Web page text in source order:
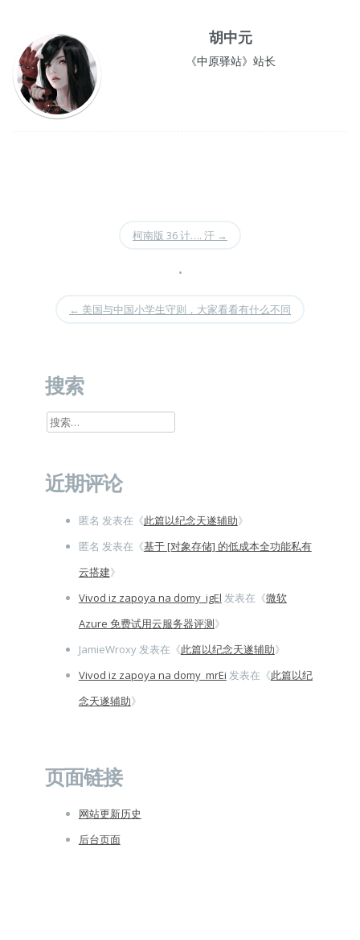
胡中元
《中原驿站》站长
柯南版 36 计…. 汗 →
•
← 美国与中国小学生守则，大家看看有什么不同
搜索
搜
近期评论
匿名 发表在《此篇以纪念天遂辅助》
匿名 发表在《基于 [对象存储] 的低成本全功能私有
云搭建》
Vivod iz zapoya na domy_igEl 发表在《微软
Azure 免费试用云服务器评测》
JamieWroxy发表在《此篇以纪念天遂辅助》
Vivod iz zapoya na domy_mrEi 发表在《此篇以纪
念天遂辅助》
页面链接
网站更新历史
后台页面